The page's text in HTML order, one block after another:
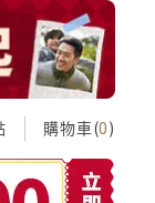
購物車(0)